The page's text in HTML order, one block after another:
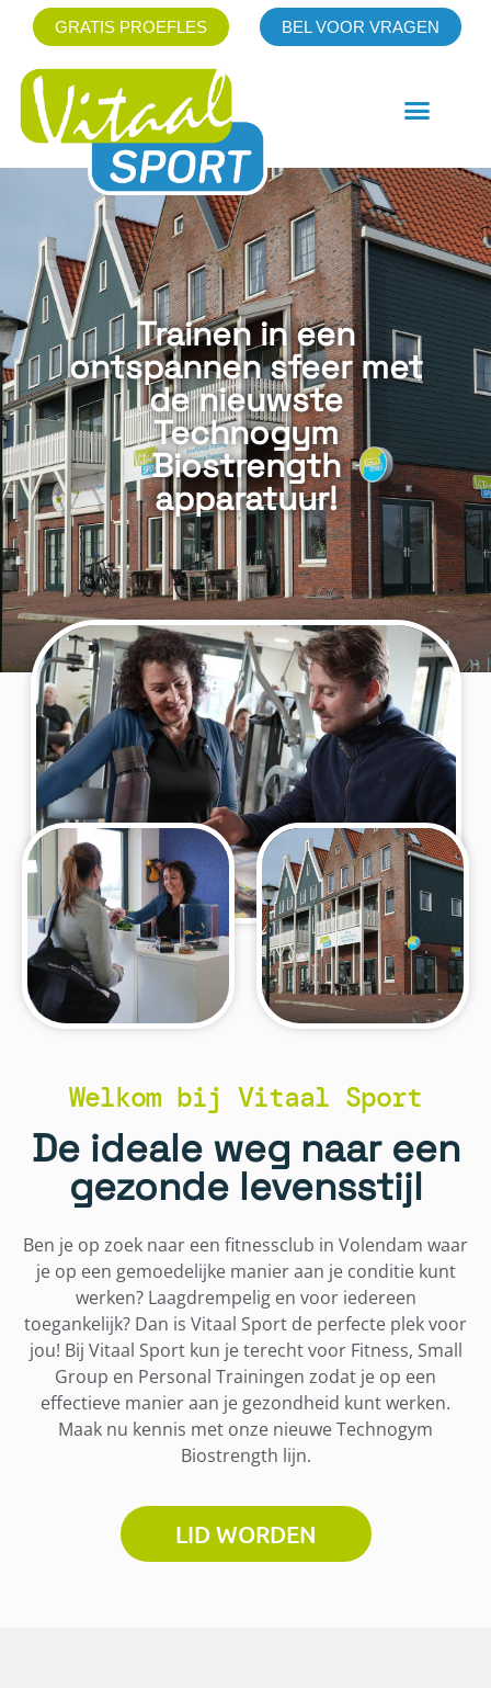
GRATIS PROEFLES BEL VOOR VRAGEN
Trainen in een
ontspannen sfeer met
de nieuwste
Technogym
Biostrength
apparatuur!
Welkom bij Vitaal Sport
De ideale weg naar een
gezonde levensstijl
Ben je op zoek naar een fitnessclub in Volendam waar
je op een gemoedelijke manier aan je conditie kunt
werken? Laagdrempelig en voor iedereen
toegankelijk? Dan is Vitaal Sport de perfecte plek voor
jou! Bij Vitaal Sport kun je terecht voor Fitness, Small
Group en Personal Trainingen zodat je op een
effectieve manier aan je gezondheid kunt werken.
Maak nu kennis met onze nieuwe Technogym
Biostrength lijn.
LID WORDEN